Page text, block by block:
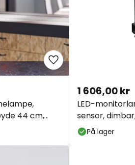
44 cm,
LED-
sensor,
1 606,00 kr
På lager